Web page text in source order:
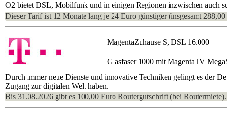
O2 bietet DSL, Mobilfunk und in einigen Regionen inzwischen auch
Dieser Tarif ist 12 Monate lang je 24 Euro günstiger (insgesamt 288,00
MagentaZuhause S, DSL 16.000
Glasfaser 1000 mit MagentaTV
Durch immer neue Dienste und innovative Techniken gelingt es der
Zugang zur digitalen Welt haben.
Bis 31.08.2026 gibt es 100,00 Euro Routergutschrift (bei Routermiete).